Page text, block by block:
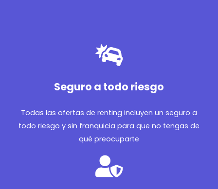
Seguro a todo riesgo
Todas las ofertas de renting incluyen un seguro a
todo riesgo y sin franquicia para que no tengas de
qué preocuparte